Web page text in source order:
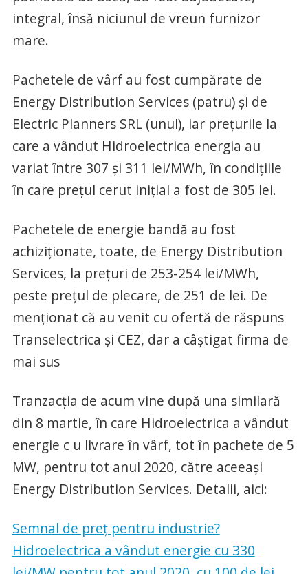
integral, însă niciunul de vreun furnizor
mare.
Pachetele de vârf au fost cumpărate de
Energy Distribution Services (patru) şi de
Electric Planners SRL (unul), iar preţurile la
care a vândut Hidroelectrica energia au
variat între 307 şi 311 lei/MWh, în condiţiile
în care preţul cerut iniţial a fost de 305 lei.
Pachetele de energie bandă au fost
achiziţionate, toate, de Energy Distribution
Services, la preţuri de 253-254 lei/MWh,
peste preţul de plecare, de 251 de lei. De
menţionat că au venit cu ofertă de răspuns
Transelectrica şi CEZ, dar a câştigat firma de
mai sus
Tranzacţia de acum vine după una similară
din 8 martie, în care Hidroelectrica a vândut
energie c u livrare în vârf, tot în pachete de 5
MW, pentru tot anul 2020, către aceeaşi
Energy Distribution Services. Detalii, aici:
Semnal de preţ pentru industrie?
Hidroelectrica a vândut energie cu 330